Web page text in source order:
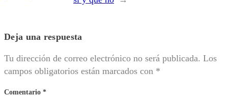
Deja una respuesta
Tu dirección de correo electrónico no será publicada. Los
campos obligatorios están marcados con *
Comentario *